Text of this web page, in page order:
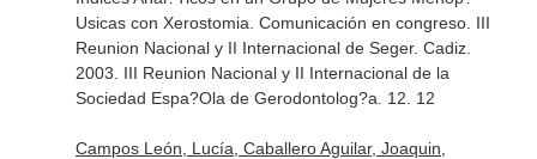
Usicas con Xerostomia. Comunicación en congreso. III
Reunion Nacional y II Internacional de Seger. Cadiz.
2003. III Reunion Nacional y II Internacional de la
Sociedad Espa?Ola de Gerodontolog?a. 12. 12
Campos León, Lucía, Caballero Aguilar, Joaquin,